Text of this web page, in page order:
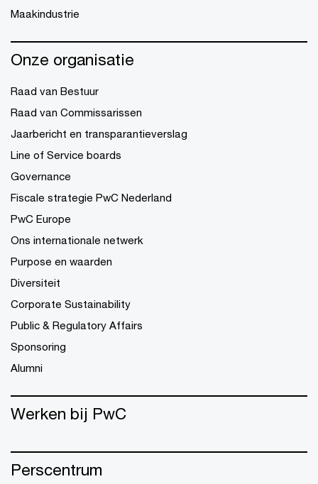
Maakindustrie
Onze organisatie
Raad van Bestuur
Raad van Commissarissen
Jaarbericht en transparantieverslag
Line of Service boards
Governance
Fiscale strategie PwC Nederland
PwC Europe
Ons internationale netwerk
Purpose en waarden
Diversiteit
Corporate Sustainability
Public & Regulatory Affairs
Sponsoring
Alumni
Werken bij PwC
Perscentrum